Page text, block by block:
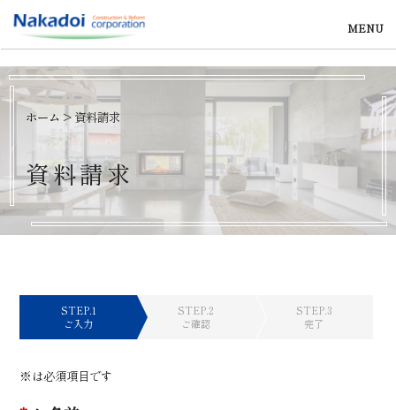
MENU
ホーム > 資料請求
資料請求
STEP.1
ご入力
STEP.2
ご確認
STEP.3
完了
※は必須項目です